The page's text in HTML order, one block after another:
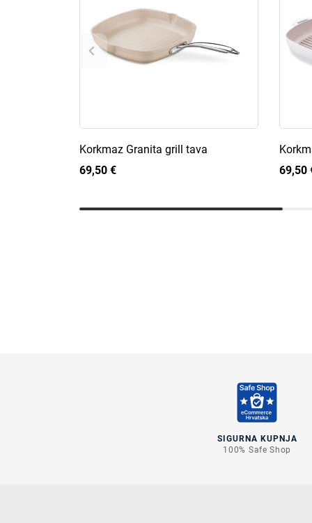
Korkmaz Granita grill tava
69,50 €
69,50
SIGURNA KUPNJA
100% Safe Shop